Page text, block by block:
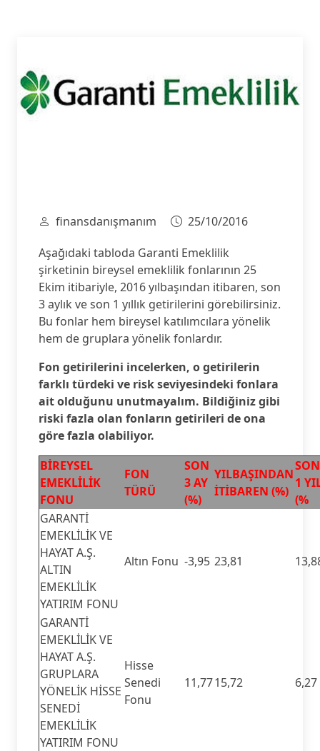
finansdanışmanım
25/10/2016
Aşağıdaki tabloda Garanti Emeklilik
şirketinin bireysel emeklilik fonlarının 25
Ekim itibariyle, 2016 yılbaşından itibaren, son
3 aylık ve son 1 yıllık getirilerini görebilirsiniz.
Bu fonlar hem bireysel katılımcılara yönelik
hem de gruplara yönelik fonlardır.
Fon getirilerini incelerken, o getirilerin
farklı türdeki ve risk seviyesindeki fonlara
ait olduğunu unutmayalım. Bildiğiniz gibi
riski fazla olan fonların getirileri de ona
göre fazla olabiliyor.
BİREYSEL
EMEKLİLİK
FONU
FON
TÜRÜ
SON
3 AY
(%)
YILBAŞINDAN
İTİBAREN (%)
SON
1
(%
GARANTİ
EMEKLİLİK VE
HAYAT A.Ş.
ALTIN
EMEKLİLİK
YATIRIM FONU
Altın Fonu -3,95 23,81
GARANTİ
EMEKLİLİK VE
HAYAT A.Ş.
GRUPLARA
YÖNELİK HİSSE
SENEDİ
EMEKLİLİK
YATIRIM FONU
Hisse
Senedi
Fonu
11,7715,72 6,27